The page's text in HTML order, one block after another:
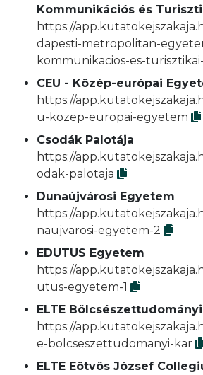
Kommunikációs és
https://
dapesti-metropolitan-
kommunikacios-es-
CEU - Közép-európai
https://
u-kozep-europai-egyetem
Csodák Palotája
https://
odak-palotaja
Dunaújvárosi Egyetem
https://
naujvarosi-egyetem-2
EDUTUS Egyetem
https://
utus-egyetem-1
ELTE
https://
e-bolcseszettudomanyi-kar
ELTE Eötvös József